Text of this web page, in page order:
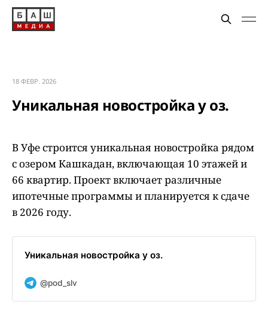
18 ФЕВР. 2026
Уникальная новостройка у оз.
В Уфе строится уникальная новостройка рядом
с озером Кашкадан, включающая 10 этажей и
66 квартир. Проект включает различные
ипотечные программы и планируется к сдаче
в 2026 году.
Уникальная новостройка у оз.
@pod_slv